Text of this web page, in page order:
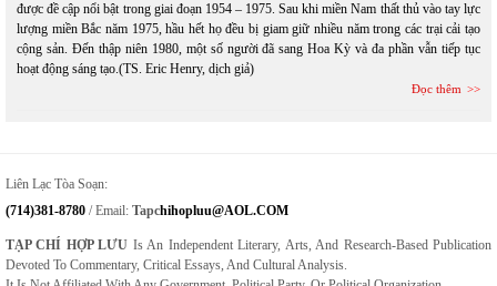
được đề cập nổi bật trong giai đoạn 1954 – 1975. Sau khi miền Nam thất thủ vào tay lực
lượng miền Bắc năm 1975, hầu hết họ đều bị giam giữ nhiều năm trong các trại cải tạo
cộng sản. Đến thập niên 1980, một số người đã sang Hoa Kỳ và đa phần vẫn tiếp tục
hoạt động sáng tạo.(TS. Eric Henry, dịch giả)
Đọc thêm
Liên Lạc Tòa Soạn:
(714)381-8780 / Email: TapcHihopluu@AOL.COM
TẠP CHÍ HỢP LƯU Is An Independent Literary, Arts, And Research-Based Publication
Devoted To Commentary, Critical Essays, And Cultural Analysis.